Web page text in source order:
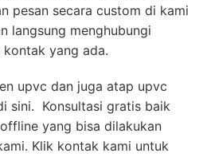
pesan secara custom di kami
langsung menghubungi
yang ada.
upvc dan juga atap upvc
sini. Konsultasi gratis baik
yang bisa dilakukan
Klik kontak kami untuk